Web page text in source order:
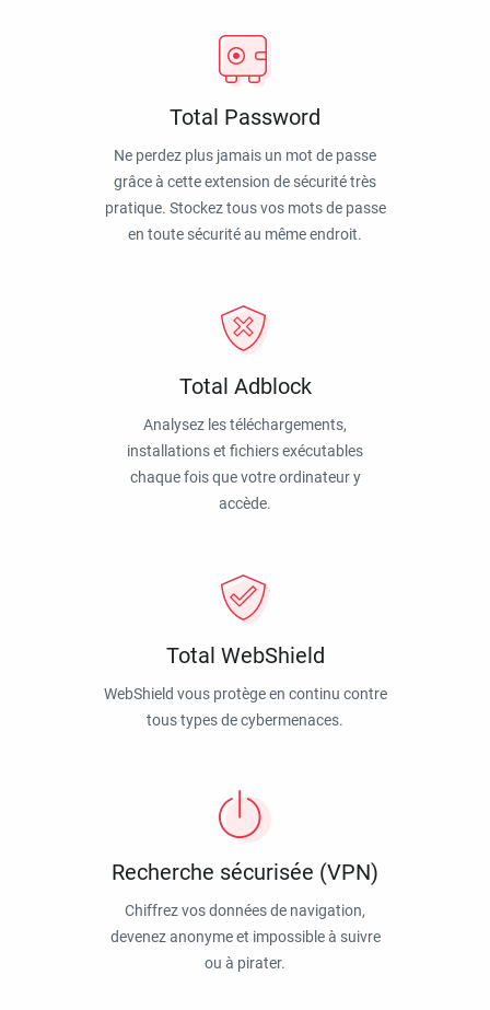
Total Password
Ne perdez plus jamais un mot de passe
grâce à cette extension de sécurité très
pratique. Stockez tous vos mots de passe
en toute sécurité au même endroit.
Total Adblock
Analysez les téléchargements,
installations et fichiers exécutables
chaque fois que votre ordinateur y
accède.
Total WebShield
WebShield vous protège en continu contre
tous types de cybermenaces.
Recherche sécurisée (VPN)
Chiffrez vos données de navigation,
devenez anonyme et impossible à suivre
ou à pirater.